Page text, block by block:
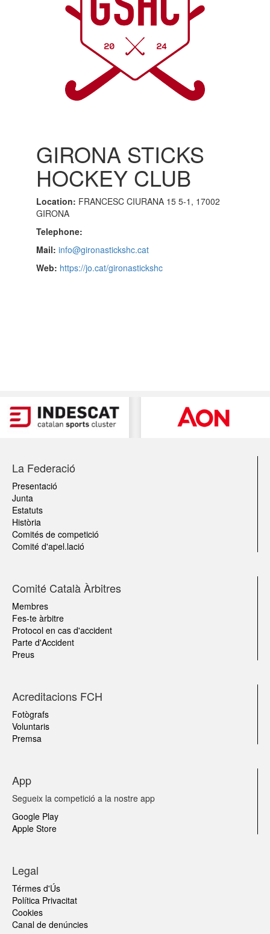
GIRONA STICKS
HOCKEY CLUB
Location: FRANCESC CIURANA 15 5-1, 17002
GIRONA
Telephone:
Mail: info@gironastickshc.cat
Web: https://jo.cat/gironastickshc
La Federació
Presentació
Junta
Estatuts
Història
Comités de competició
Comité d'apel.lació
Comité Català Àrbitres
Membres
Fes-te àrbitre
Protocol en cas d'accident
Parte d'Accident
Preus
Acreditacions FCH
Fotògrafs
Voluntaris
Premsa
App
Segueix la competició a la nostre app
Google Play
Apple Store
Legal
Térmes d'Ús
Política Privacitat
Cookies
Canal de denúncies